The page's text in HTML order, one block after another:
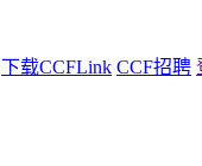
下载CCFLink CCF招聘